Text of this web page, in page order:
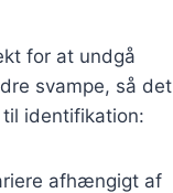
for at undgå
svampe, så det
identifikation:
afhængigt af